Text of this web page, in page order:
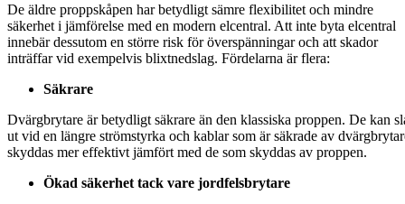
De äldre proppskåpen har betydligt sämre flexibilitet och mindre
säkerhet i jämförelse med en modern elcentral. Att inte byta elcentral
innebär dessutom en större risk för överspänningar och att skador
inträffar vid exempelvis blixtnedslag. Fördelarna är flera:
Säkrare
Dvärgbrytare är betydligt säkrare än den klassiska proppen. De kan
ut vid en längre strömstyrka och kablar som är säkrade av
skyddas mer effektivt jämfört med de som skyddas av proppen.
Ökad säkerhet tack vare jordfelsbrytare